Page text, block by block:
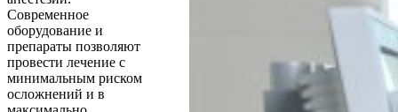
Современное
оборудование и
препараты позволяют
провести лечение с
минимальным риском
осложнений и в